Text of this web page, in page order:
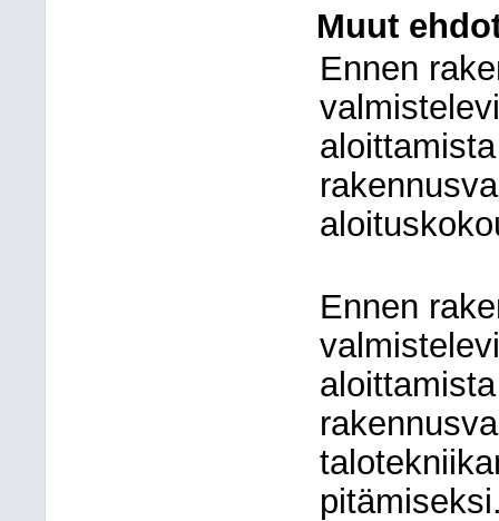
Muut
Ennen
Ennen